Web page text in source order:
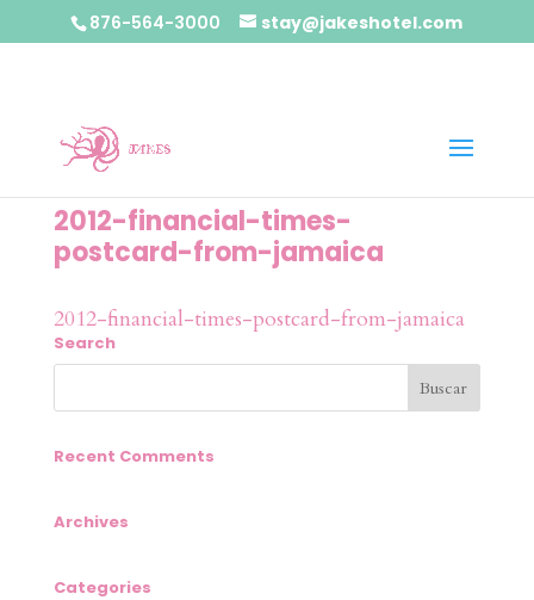
876-564-3000 stay@jakeshotel.com
2012-financial-times-
postcard-from-jamaica
2012-financial-times-postcard-from-jamaica
Search
Recent Comments
Archives
Categories